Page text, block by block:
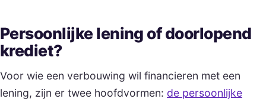
Persoonlijke lening of doorlopend
krediet?
Voor wie een verbouwing wil financieren met een
lening, zijn er twee hoofdvormen: de persoonlijke